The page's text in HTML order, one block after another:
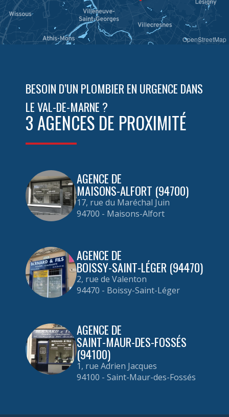
OpenStreetMap
BESOIN D’UN PLOMBIER EN URGENCE DANS
LE VAL-DE-MARNE ?
3 AGENCES DE PROXIMITÉ
AGENCE DE
MAISONS-ALFORT (94700)
17, rue du Maréchal Juin
94700 - Maisons-Alfort
AGENCE DE
BOISSY-SAINT-LÉGER (94470)
2, rue de Valenton
94470 - Boissy-Saint-Léger
AGENCE DE
SAINT-MAUR-DES-FOSSÉS
(94100)
1, rue Adrien Jacques
94100 - Saint-Maur-des-Fossés